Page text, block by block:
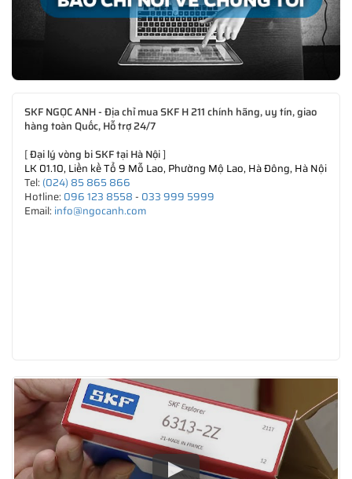
SKF NGỌC ANH - Địa chỉ mua SKF H 211 chính hãng, uy tín, giao
hàng toàn Quốc, Hỗ trợ 24/7
[Đại lý vòng bi SKF tại Hà Nội]
LK 01.10, Liền kề Tổ 9 Mỗ Lao, Phường Mộ Lao, Hà Đông, Hà Nội
Tel: (024) 85 865 866
Hotline: 096 123 8558- 033 999 5999
Email: info@ngocanh.com